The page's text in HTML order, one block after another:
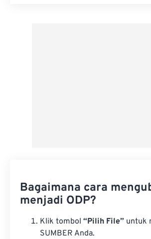
Bagaimana cara
menjadi ODP?
Klik tombol “Pilih File” untuk
SUMBER Anda.